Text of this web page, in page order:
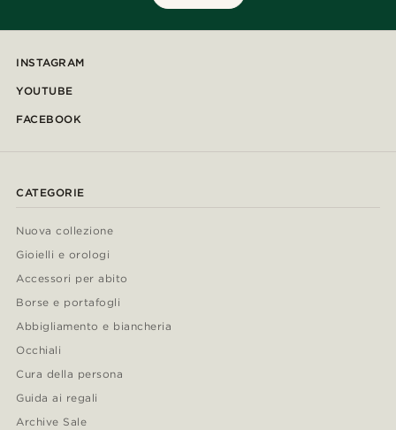
INSTAGRAM
YOUTUBE
FACEBOOK
CATEGORIE
Nuova collezione
Gioielli e orologi
Accessori per abito
Borse e portafogli
Abbigliamento e biancheria
Occhiali
Cura della persona
Guida ai regali
Archive Sale